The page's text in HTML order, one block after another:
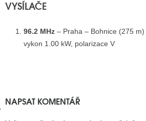
STARŠÍCH DISKUZÍ
VYSÍLAČE
96.2 MHz – Praha – Bohnice (275 m)
vykon 1.00 kW, polarizace V
NAPSAT KOMENTÁŘ